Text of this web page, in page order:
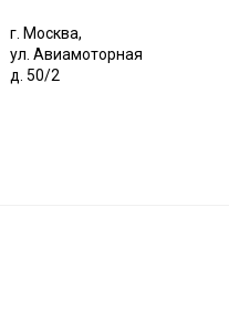
г. Москва,
ул. Авиамоторная
д. 50/2